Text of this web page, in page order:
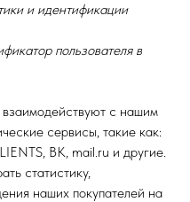
и идентификации
пользователя в
взаимодействуют с нашим
сервисы, такие как:
ВК, mail.ru и другие.
статистику,
наших покупателей на